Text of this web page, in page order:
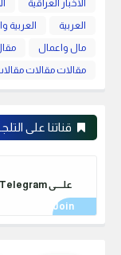
الأخبار العراقية
العربية
العربية
مال واعمال
مقالات مقالات
قناتنا على
علـــــى Telegram تـــابعـــــونـــــــــــــــــــا